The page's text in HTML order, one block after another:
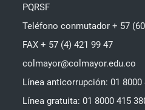
PQRSF
Teléfono conmutador + 57
FAX + 57 (4) 421 99 47
colmayor@colmayor.edu.co
Línea anticorrupción: 01 8000
Línea gratuita: 01 8000 415